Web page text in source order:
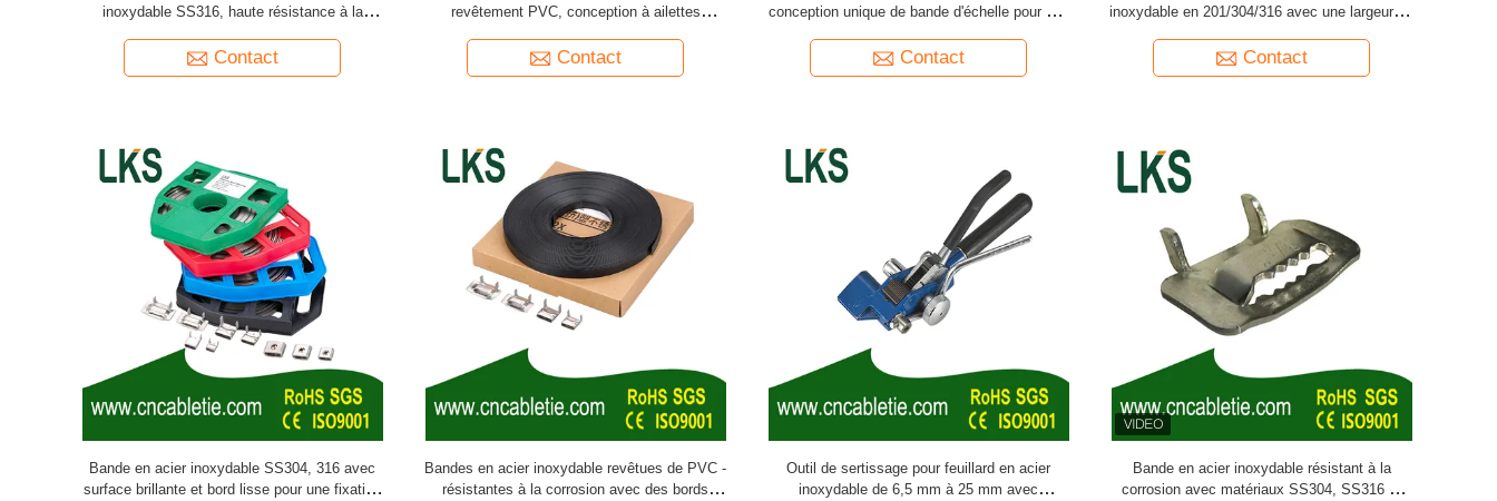
inoxydable SS316, haute résistance à la
Contact
revêtement PVC, conception à ailettes
corrosion et une installation rapide et facile
Contact
conception unique de bande d'échelle pour une
grand diamètre de faisceau
Contact
inoxydable en 201/304/316 avec une largeur de
polyvalents des câbles
Contact
Bande en acier inoxydable SS304, 316 avec
surface brillante et bord lisse pour une fixation
Bandes en acier inoxydable revêtues de PVC -
résistantes à la corrosion avec des bords
Outil de sertissage pour feuillard en acier
inoxydable de 6,5 mm à 25 mm avec
Bande en acier inoxydable résistant à la
corrosion avec matériaux SS304, SS316 et